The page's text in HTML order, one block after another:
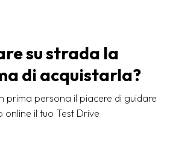
su strada la
di acquistarla?
prima persona il piacere di guidare
il tuo Test Drive